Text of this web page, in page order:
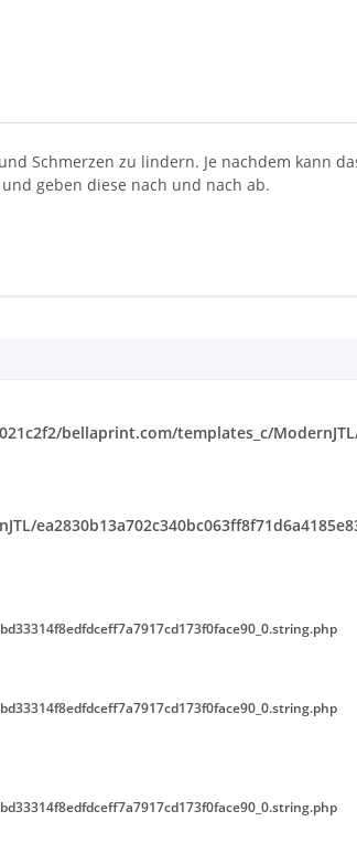
Schmerzen zu lindern. Je nachdem kann
geben diese nach und nach ab.
bellaprint.com/templates_c/